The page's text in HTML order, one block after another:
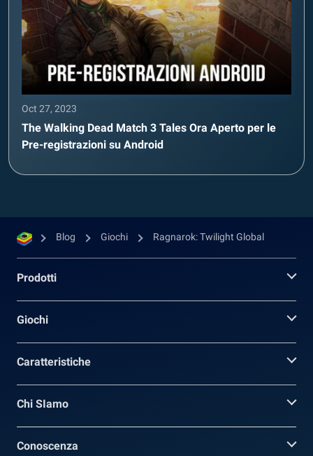
Oct 27, 2023
The Walking Dead Match 3 Tales Ora Aperto per le
Pre-registrazioni su Android
Blog Giochi Ragnarok: Twilight Global
Prodotti
Giochi
Caratteristiche
Chi SIamo
Conoscenza